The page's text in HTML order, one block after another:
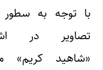
توجه به سطور بالا
در اشعار
کریم» مواج